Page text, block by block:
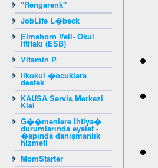
"Rengarenk"
JobLife L�beck
Elmshorn Veli- Okul
İttifakı (ESB)
Vitamin P
Ilkokul �ocuklara
destek
KAUSA Servis Merkezi
Kiel
G��menlere ihtiya�
durumlarında eyalet -
�apında danışmanlık
hizmeti
MomStarter